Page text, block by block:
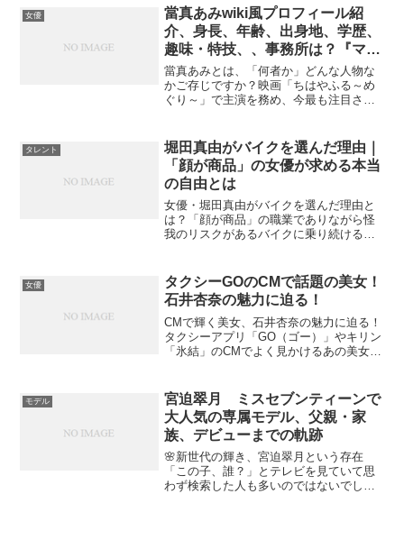
は、モデル、グラビア、演技と、多方面
で活躍を広げています。本...
女優
當真あみwiki風プロフィール紹
介、身長、年齢、出身地、学歴、
趣味・特技、、事務所は？『マガ
ジン』表紙に登場
當真あみとは、「何者か」どんな人物な
かご存じですか？映画「ちはやふる～め
ぐり～」で主演を務め、今最も注目され
一体どこにあるのでしょうか？今回は、
沖縄県出身の彼女が持つ趣...
タレント
堀田真由がバイクを選んだ理由｜
「顔が商品」の女優が求める本当
の自由とは
女優・堀田真由がバイクを選んだ理由と
は？「顔が商品」の職業でありながら怪
我のリスクがあるバイクに乗り続ける覚
が求めた本当の自由を深掘り。```
女優
タクシーGOのCMで話題の美女！
石井杏奈の魅力に迫る！
CMで輝く美女、石井杏奈の魅力に迫る！
タクシーアプリ「GO（ゴー）」やキリン
「氷結」のCMでよく見かけるあの美女
ルズトーク」など、数々の話題作に出演
しています。この記事...
モデル
宮迫翠月 ミスセブンティーンで
大人気の専属モデル、父親・家
族、デビューまでの軌跡
🌸新世代の輝き、宮迫翠月という存在
「この子、誰？」とテレビを見ていて思
わず検索した人も多いのではないでしょ